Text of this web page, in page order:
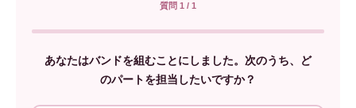
質問 1 / 1
あなたはバンドを組むことにしました。次のうち、ど
のパートを担当したいですか？